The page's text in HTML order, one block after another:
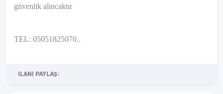
güvenlik alıncaktır
TEL: 05051825070..
İLANI PAYLAŞ: